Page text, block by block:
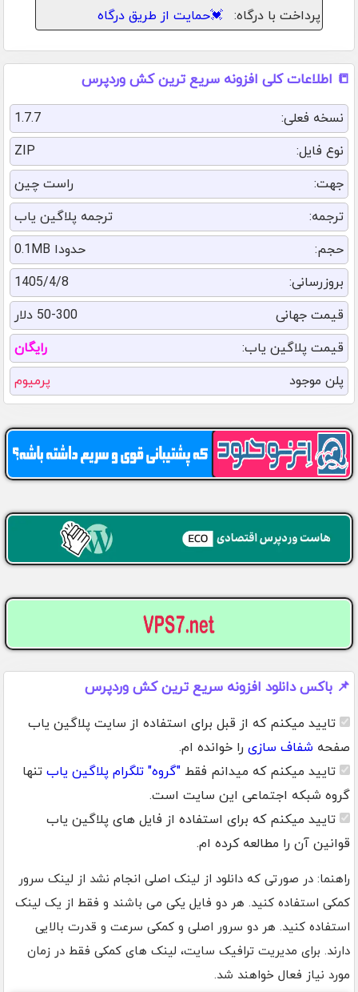
پرداخت با درگاه:
💓حمایت از طریق درگاه
📒 اطلاعات کلی افزونه سریع ترین کش وردپرس
نسخه فعلی:
1.7.7
نوع فایل:
ZIP
جهت:
راست چین
ترجمه:
ترجمه پلاگین یاب
حجم:
حدودا 0.1MB
بروزرسانی:
1405/4/8
قیمت جهانی
50-300 دلار
قیمت پلاگین یاب:
رایگان
پلن موجود
پرمیوم
📌 باکس دانلود افزونه سریع ترین کش وردپرس
تایید میکنم که از قبل برای استفاده از سایت پلاگین یاب
صفحه شفاف سازی را خوانده ام.
تایید میکنم که میدانم فقط "گروه" تلگرام پلاگین یاب تنها
گروه شبکه اجتماعی این سایت است.
تایید میکنم که برای استفاده از فایل های پلاگین یاب
قوانین آن را مطالعه کرده ام.
راهنما: در صورتی که دانلود از لینک اصلی انجام نشد از لینک سرور
کمکی استفاده کنید. هر دو فایل یکی می باشند و فقط از یک لینک
استفاده کنید. هر دو سرور اصلی و کمکی سرعت و قدرت بالایی
دارند. برای مدیریت ترافیک سایت، لینک های کمکی فقط در زمان
مورد نیاز فعال خواهند شد.